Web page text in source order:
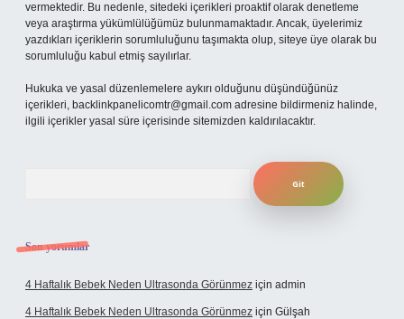
vermektedir. Bu nedenle, sitedeki içerikleri proaktif olarak denetleme
veya araştırma yükümlülüğümüz bulunmamaktadır. Ancak, üyelerimiz
yazdıkları içeriklerin sorumluluğunu taşımakta olup, siteye üye olarak bu
sorumluluğu kabul etmiş sayılırlar.
Hukuka ve yasal düzenlemelere aykırı olduğunu düşündüğünüz
içerikleri, backlinkpanelicomtr@gmail.com adresine bildirmeniz halinde,
ilgili içerikler yasal süre içerisinde sitemizden kaldırılacaktır.
Son yorumlar
4 Haftalık Bebek Neden Ultrasonda Görünmez için admin
4 Haftalık Bebek Neden Ultrasonda Görünmez için Gülşah